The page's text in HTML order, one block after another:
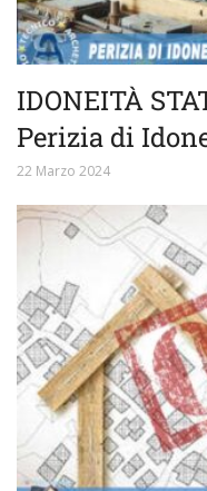
IDONEITÀ
Perizia di
22 Marzo 2024